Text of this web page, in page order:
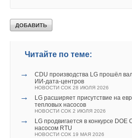
Читайте по теме:
→
CDU производства LG прошёл
ИИ-дата-центров
НОВОСТИ СОК 28 ИЮЛЯ 2026
→
LG расширяет присутствие на
тепловых насосов
НОВОСТИ СОК 2 ИЮЛЯ 2026
→
LG продвигается в конкурсе
насосом RTU
НОВОСТИ СОК 19 МАЯ 2026